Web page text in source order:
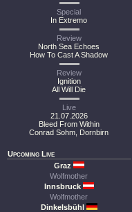
Special
In Extremo
Review
North Sea Echoes
How To Cast A Shadow
Review
Ignition
All Will Die
Live
21.07.2026
Bleed From Within
Conrad Sohm, Dornbirn
Upcoming Live
Graz
Wolfmother
Innsbruck
Wolfmother
Dinkelsbühl